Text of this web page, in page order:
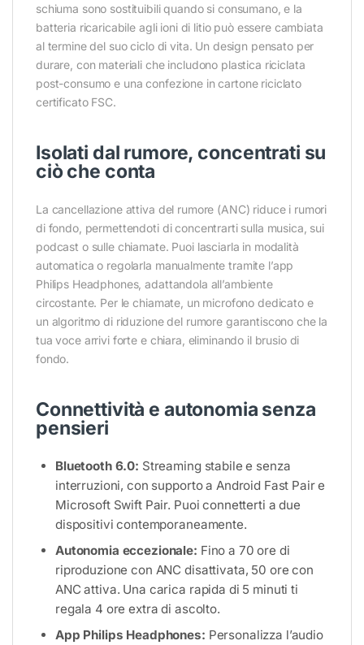
schiuma sono sostituibili quando si consumano, e la
batteria ricaricabile agli ioni di litio può essere cambiata
al termine del suo ciclo di vita. Un design pensato per
durare, con materiali che includono plastica riciclata
post-consumo e una confezione in cartone riciclato
certificato FSC.
Isolati dal rumore, concentrati su
ciò che conta
La cancellazione attiva del rumore (ANC) riduce i rumori
di fondo, permettendoti di concentrarti sulla musica, sui
podcast o sulle chiamate. Puoi lasciarla in modalità
automatica o regolarla manualmente tramite l’app
Philips Headphones, adattandola all’ambiente
circostante. Per le chiamate, un microfono dedicato e
un algoritmo di riduzione del rumore garantiscono che la
tua voce arrivi forte e chiara, eliminando il brusio di
fondo.
Connettività e autonomia senza
pensieri
Bluetooth 6.0: Streaming stabile e senza
interruzioni, con supporto a Android Fast Pair e
Microsoft Swift Pair. Puoi connetterti a due
dispositivi contemporaneamente.
Autonomia eccezionale: Fino a 70 ore di
riproduzione con ANC disattivata, 50 ore con
ANC attiva. Una carica rapida di 5 minuti ti
regala 4 ore extra di ascolto.
App Philips Headphones: Personalizza l’audio